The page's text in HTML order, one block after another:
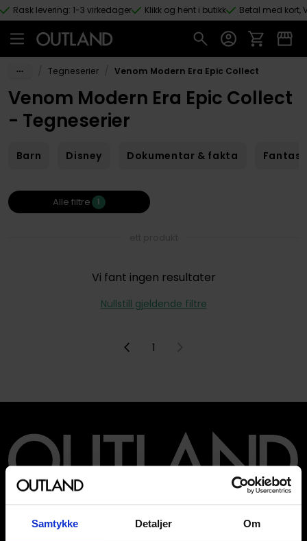
Samtykke Detaljer Om
Hopp til hovedinnhold
Rask levering: 1-3 virkedager Klikk og hent i butikk Betal med kort,
Tegneserier Venom Modern Era Epic Collect
Venom Modern Era Epic Collect
- Tegneserier
Barn Disney Dokumentar & fakta Fantasy
Vi fant ingen resultater
Nullstill gjeldende filtre
1
Alle filtre 1
Brettspill